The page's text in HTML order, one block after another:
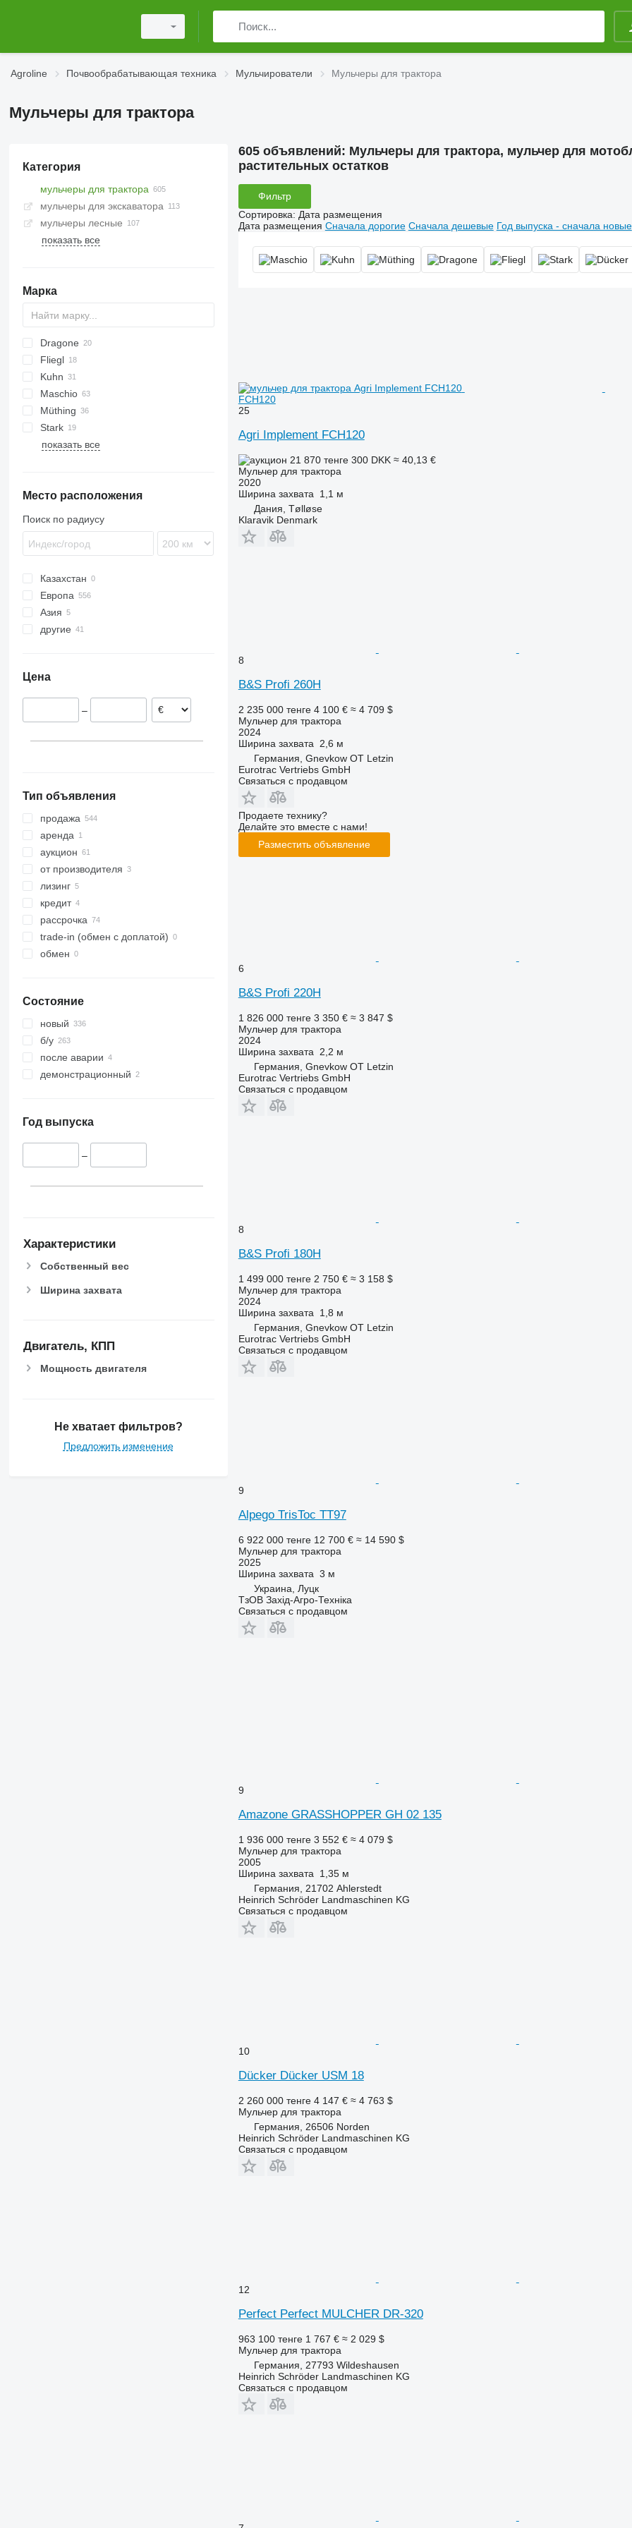
Agroline Почвообрабатывающая техника Мульчирователи Мульчеры для трактора
Мульчеры для трактора
Категория
мульчеры для трактора
мульчеры для экскаватора
мульчеры лесные
показать все
Марка
AS
GKR
PARK
Z-series
Sirio
Dragone
VL
VP
SMK
UM
USM
Fliegl
Gemella
CM
333 G
Kuhn
FC
GMD
Tbes
Taarup
Maschio
Barbi
Birba
Bisonte
Giraffa S
L-series
Müthing
MU
BP
Kangu
SinusCut
5026
FX
H3
MINI-BMS
SMO
Stark
MU
показать все
Место расположения
Поиск по радиусу
Казахстан
Европа
Польша
Великобритания
Австрия
Азия
Турция
другие
Цена
–
Тип объявления
продажа
аренда
аукцион
от производителя
лизинг
кредит
рассрочка
trade-in (обмен с доплатой)
обмен
Состояние
новый
б/у
после аварии
демонстрационный
Год выпуска
–
Характеристики
Собственный вес
Ширина захвата
Двигатель, КПП
Мощность двигателя
Не хватает фильтров?
Предложить изменение
605 объявлений: Мульчеры для трактора, мульчер для
растительных остатков
Фильтр
Сортировка: Дата размещения
Дата размещения Сначала дорогие Сначала дешевые Год выпуска - сначала новые
FCH120
25
Agri Implement FCH120
21 870 тенге 300 DKK ≈ 40,13 €
Мульчер для трактора
2020
Ширина захвата
1,1 м
Дания, Tølløse
Klaravik Denmark
8
B&S Profi 260H
2 235 000 тенге 4 100 € ≈ 4 709 $
Мульчер для трактора
2024
Ширина захвата
2,6 м
Германия, Gnevkow OT Letzin
Eurotrac Vertriebs GmbH
Связаться с продавцом
Продаете технику?
Делайте это вместе с нами!
Разместить объявление
6
B&S Profi 220H
1 826 000 тенге 3 350 € ≈ 3 847 $
Мульчер для трактора
2024
Ширина захвата
2,2 м
Германия, Gnevkow OT Letzin
Eurotrac Vertriebs GmbH
Связаться с продавцом
8
B&S Profi 180H
1 499 000 тенге 2 750 € ≈ 3 158 $
Мульчер для трактора
2024
Ширина захвата
1,8 м
Германия, Gnevkow OT Letzin
Eurotrac Vertriebs GmbH
Связаться с продавцом
9
Alpego TrisToc TT97
6 922 000 тенге 12 700 € ≈ 14 590 $
Мульчер для трактора
2025
Ширина захвата 3 м
Украина, Луцк
ТзОВ Захід-Агро-Техніка
Связаться с продавцом
9
Amazone GRASSHOPPER GH 02 135
1 936 000 тенге 3 552 € ≈ 4 079 $
Мульчер для трактора
2005
Ширина захвата
1,35 м
Германия, 21702 Ahlerstedt
Heinrich Schröder Landmaschinen KG
Связаться с продавцом
10
Dücker Dücker USM 18
2 260 000 тенге 4 147 € ≈ 4 763 $
Мульчер для трактора
Германия, 26506 Norden
Heinrich Schröder Landmaschinen KG
Связаться с продавцом
12
Perfect Perfect MULCHER DR-320
963 100 тенге 1 767 € ≈ 2 029 $
Мульчер для трактора
Германия, 27793 Wildeshausen
Heinrich Schröder Landmaschinen KG
Связаться с продавцом